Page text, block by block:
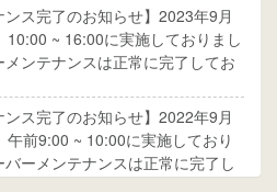
ンス完了のお知らせ】2023年9月
10:00 ~ 16:00に実施しておりまし
メンテナンスは正常に完了してお
ンス完了のお知らせ】2022年9月
午前9:00 ~ 10:00に実施しており
バーメンテナンスは正常に完了し